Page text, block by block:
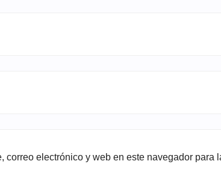
correo electrónico y web en este navegador para